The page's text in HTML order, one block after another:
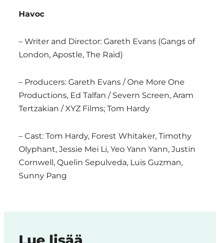
Havoc
– Writer and Director: Gareth Evans (Gangs of
London, Apostle, The Raid)
– Producers: Gareth Evans / One More One
Productions, Ed Talfan / Severn Screen, Aram
Tertzakian / XYZ Films; Tom Hardy
– Cast: Tom Hardy, Forest Whitaker, Timothy
Olyphant, Jessie Mei Li, Yeo Yann Yann, Justin
Cornwell, Quelin Sepulveda, Luis Guzman,
Sunny Pang